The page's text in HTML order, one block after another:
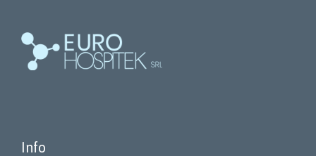
nella
pagina
del
Info